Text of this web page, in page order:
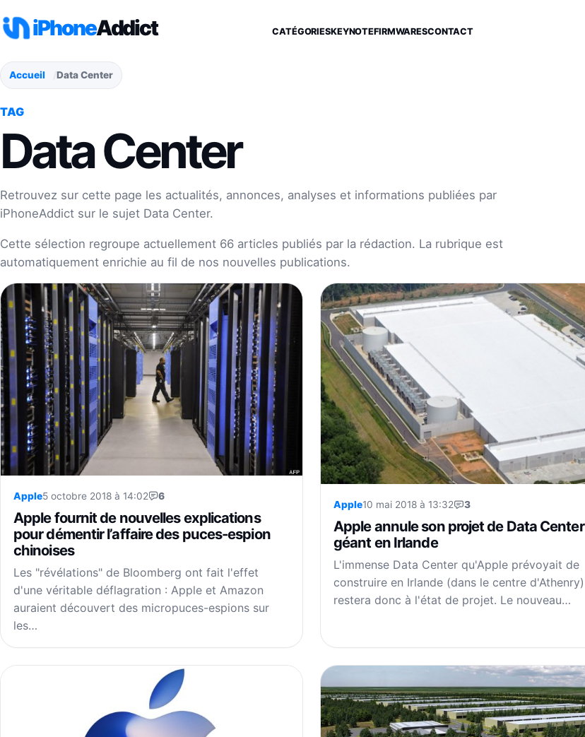
iPhoneAddict CATÉGORIESKEYNOTEFIRMWARESCONTACT
Accueil Data Center
TAG
Data Center
Retrouvez sur cette page les actualités, annonces, analyses et informations publiées par
iPhoneAddict sur le sujet Data Center.
Cette sélection regroupe actuellement 66 articles publiés par la rédaction. La rubrique est
automatiquement enrichie au fil de nos nouvelles publications.
Apple5 octobre 2018 à 14:02 6
Apple fournit de nouvelles explications
pour démentir l’affaire des puces-espion
chinoises
Les "révélations" de Bloomberg ont fait l'effet
d'une véritable déflagration : Apple et Amazon
auraient découvert des micropuces-espions sur
les…
Apple10 mai 2018 à 13:32 3
Apple annule son projet de Data Center
géant en Irlande
L'immense Data Center qu'Apple prévoyait de
construire en Irlande (dans le centre d'Athenry)
restera donc à l'état de projet. Le nouveau…